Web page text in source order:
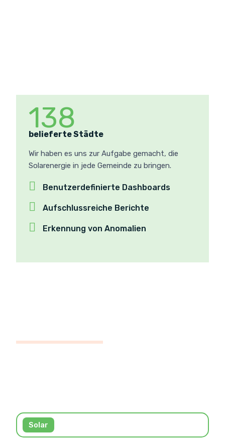
138
belieferte Städte
Wir haben es uns zur Aufgabe gemacht, die
Solarenergie in jede Gemeinde zu bringen.
Benutzerdefinierte Dashboards
Aufschlussreiche Berichte
Erkennung von Anomalien
TECHNISCHE MERKMALE
Solar